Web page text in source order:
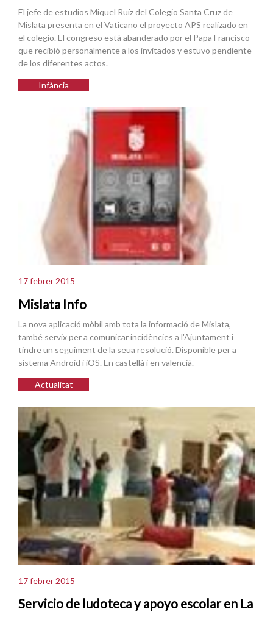
El jefe de estudios Miquel Ruíz del Colegio Santa Cruz de
Mislata presenta en el Vaticano el proyecto APS realizado en
el colegio. El congreso está abanderado por el Papa Francisco
que recibió personalmente a los invitados y estuvo pendiente
de los diferentes actos.
Infància
17 febrer 2015
Mislata Info
La nova aplicació mòbil amb tota la informació de Mislata,
també servix per a comunicar incidències a l'Ajuntament i
tindre un seguiment de la seua resolució. Disponible per a
sistema Android i iOS. En castellà i en valencià.
Actualitat
17 febrer 2015
Servicio de ludoteca y apoyo escolar en La